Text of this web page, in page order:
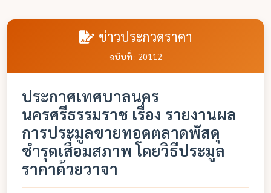
ข่าวประกวดราคา
ฉบับที่ : 20112
ประกาศเทศบาลนคร
นครศรีธรรมราช เรื่อง รายงานผล
การประมูลขายทอดตลาดพัสดุ
ชำรุดเสื่อมสภาพ โดยวิธีประมูล
ราคาด้วยวาจา